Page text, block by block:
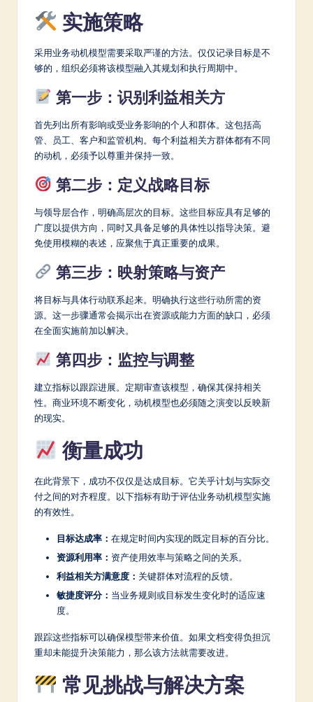
实施策略
采用业务动机模型需要采取严谨的方法。仅仅记录目标是不
够的，组织必须将该模型融入其规划和执行周期中。
第一步：识别利益相关方
首先列出所有影响或受业务影响的个人和群体。这包括高
管、员工、客户和监管机构。每个利益相关方群体都有不同
的动机，必须予以尊重并保持一致。
第二步：定义战略目标
与领导层合作，明确高层次的目标。这些目标应具有足够的
广度以提供方向，同时又具备足够的具体性以指导决策。避
免使用模糊的表述，应聚焦于真正重要的成果。
第三步：映射策略与资产
将目标与具体行动联系起来。明确执行这些行动所需的资
源。这一步骤通常会揭示出在资源或能力方面的缺口，必须
在全面实施前加以解决。
第四步：监控与调整
建立指标以跟踪进展。定期审查该模型，确保其保持相关
性。商业环境不断变化，动机模型也必须随之演变以反映新
的现实。
衡量成功
在此背景下，成功不仅仅是达成目标。它关乎计划与实际交
付之间的对齐程度。以下指标有助于评估业务动机模型实施
的有效性。
目标达成率： 在规定时间内实现的既定目标的百分比。
资源利用率： 资产使用效率与策略之间的关系。
利益相关方满意度： 关键群体对流程的反馈。
敏捷度评分： 当业务规则或目标发生变化时的适应速
度。
跟踪这些指标可以确保模型带来价值。如果文档变得负担沉
重却未能提升决策能力，那么该方法就需要改进。
常见挑战与解决方案